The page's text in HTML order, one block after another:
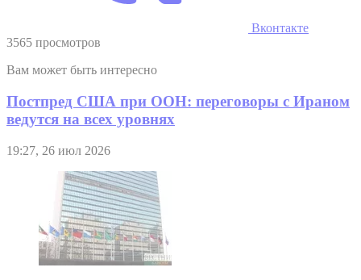
Вконтакте
3565 просмотров
Вам может быть интересно
Постпред США при ООН: переговоры с Ираном
ведутся на всех уровнях
19:27, 26 июл 2026